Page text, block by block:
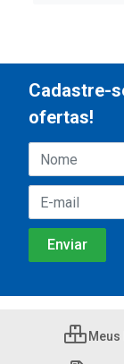
Cadastre-
ofertas!
Meus